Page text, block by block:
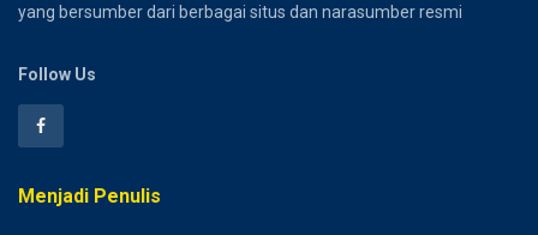
yang bersumber dari berbagai situs dan narasumber resmi
Follow Us
Menjadi Penulis